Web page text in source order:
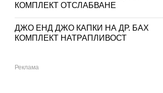
КОМПЛЕКТ ОТСЛАБВАНЕ
ДЖО ЕНД ДЖО КАПКИ НА ДР. БАХ
КОМПЛЕКТ НАТРАПЛИВОСТ